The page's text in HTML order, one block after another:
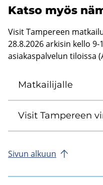
Katso myös
Visit Tampereen
28.8.2026 arkisin kello
asiakaspalvelun tiloissa
Mat­kai­li­jal­le
Visit Tam­pe­reen
Sivun al­kuun